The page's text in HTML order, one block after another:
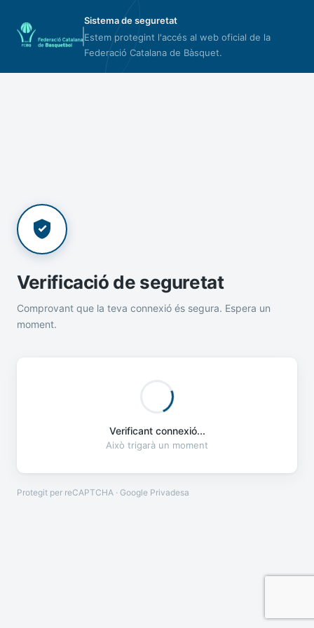
Sistema de seguretat
Estem protegint l'accés al web oficial de la
Federació Catalana de Bàsquet.
Verificació de seguretat
Comprovant que la teva connexió és segura. Espera un
moment.
Verificant connexió...
Això trigarà un moment
Protegit per reCAPTCHA · Google Privadesa